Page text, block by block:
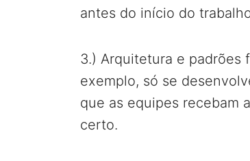
antes do início do
3.) Arquitetura e padrões
exemplo, só se
que as equipes recebam
certo.